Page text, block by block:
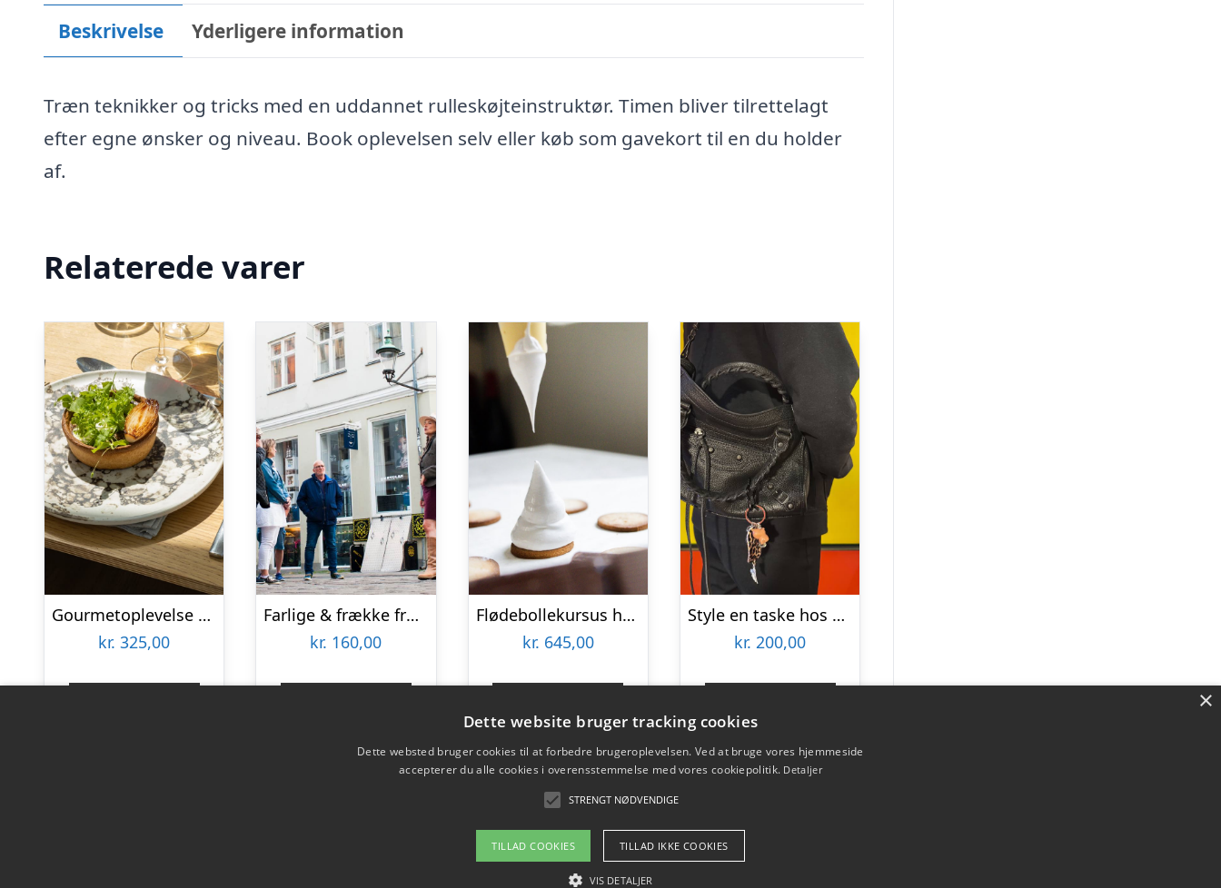
Beskrivelse Yderligere information
Træn teknikker og tricks med en uddannet rulleskøjteinstruktør. Timen bliver tilrettelagt
efter egne ønsker og niveau. Book oplevelsen selv eller køb som gavekort til en du holder
af.
Relaterede varer
Gourmetoplevelse hos Restaurant Gemini
kr. 325,00
Farlige & frække fruentimmere med Fruentimmerture
kr. 160,00
Flødebollekursus hos Karoline Trier
kr. 645,00
Gå til shop
Style en taske hos Kreativoli
kr. 200,00
Gå til shop ×
Dette website bruger tracking cookies
Dette websted bruger cookies til at forbedre brugeroplevelsen. Ved at bruge vores hjemmeside
accepterer du alle cookies i overensstemmelse med vores cookiepolitik. Detaljer
STRENGT NØDVENDIGE
TILLAD COOKIES TILLAD IKKE COOKIES
VIS DETALJER